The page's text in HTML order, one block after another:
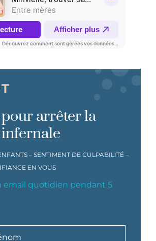
arrêter la
– SENTIMENT DE CULPABILITÉ –
EN VOUS
email quotidien pendant 5